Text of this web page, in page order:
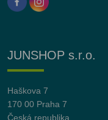
JUNSHOP s.r.o.
Haškova 7
170 00 Praha 7
Česká republika